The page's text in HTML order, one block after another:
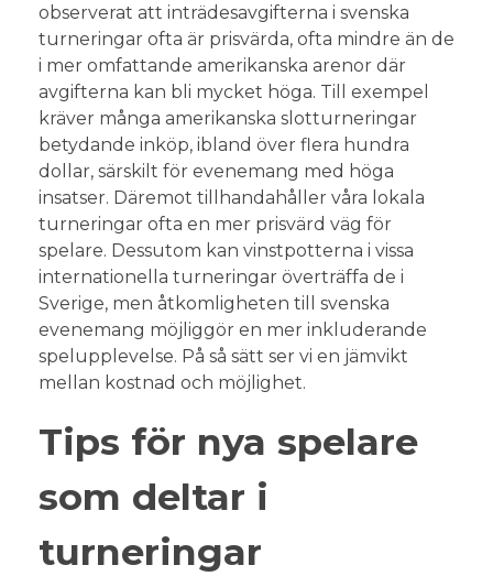
observerat att inträdesavgifterna i svenska
turneringar ofta är prisvärda, ofta mindre än de
i mer omfattande amerikanska arenor där
avgifterna kan bli mycket höga. Till exempel
kräver många amerikanska slotturneringar
betydande inköp, ibland över flera hundra
dollar, särskilt för evenemang med höga
insatser. Däremot tillhandahåller våra lokala
turneringar ofta en mer prisvärd väg för
spelare. Dessutom kan vinstpotterna i vissa
internationella turneringar överträffa de i
Sverige, men åtkomligheten till svenska
evenemang möjliggör en mer inkluderande
spelupplevelse. På så sätt ser vi en jämvikt
mellan kostnad och möjlighet.
Tips för nya spelare
som deltar i
turneringar